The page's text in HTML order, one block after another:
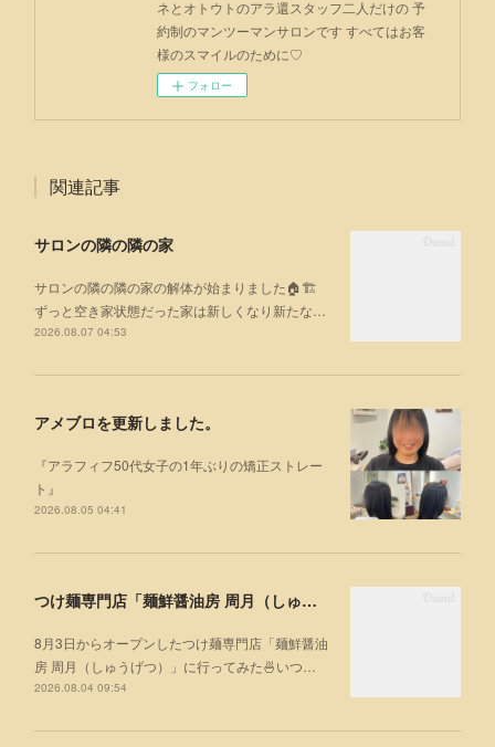
ネとオトウトのアラ還スタッフ二人だけの 予
約制のマンツーマンサロンです すべてはお客
様のスマイルのために♡
フォロー
関連記事
サロンの隣の隣の家
サロンの隣の隣の家の解体が始まりました🏠🏗
ずっと空き家状態だった家は新しくなり新たな…
2026.08.07 04:53
アメブロを更新しました。
『アラフィフ50代女子の1年ぶりの矯正ストレー
ト』
2026.08.05 04:41
つけ麺専門店「麺鮮醤油房 周月（しゅうげつ）」⁡ に行ってみた🍜
8月3日からオープンしたつけ麺専門店「麺鮮醤油
房 周月（しゅうげつ）」⁡に行ってみた🍜いつ…
2026.08.04 09:54